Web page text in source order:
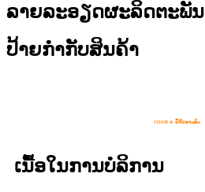
ລາຍລະອຽດຜະລິດຕະພັນ
ປ້າຍກຳກັບສິນຄ້າ
COOR & ຍີ່ຫໍ້ຄວາມລັບ
ເນື້ອໃນການບໍລິການ